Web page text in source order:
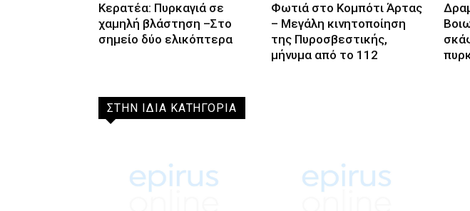
Κερατέα: Πυρκαγιά σε
χαμηλή βλάστηση –Στο
σημείο δύο ελικόπτερα
Φωτιά στο Κομπότι Άρτας
– Μεγάλη κινητοποίηση
της Πυροσβεστικής,
μήνυμα από το 112
ΣΤΗΝ ΙΔΙΑ ΚΑΤΗΓΟΡΙΑ